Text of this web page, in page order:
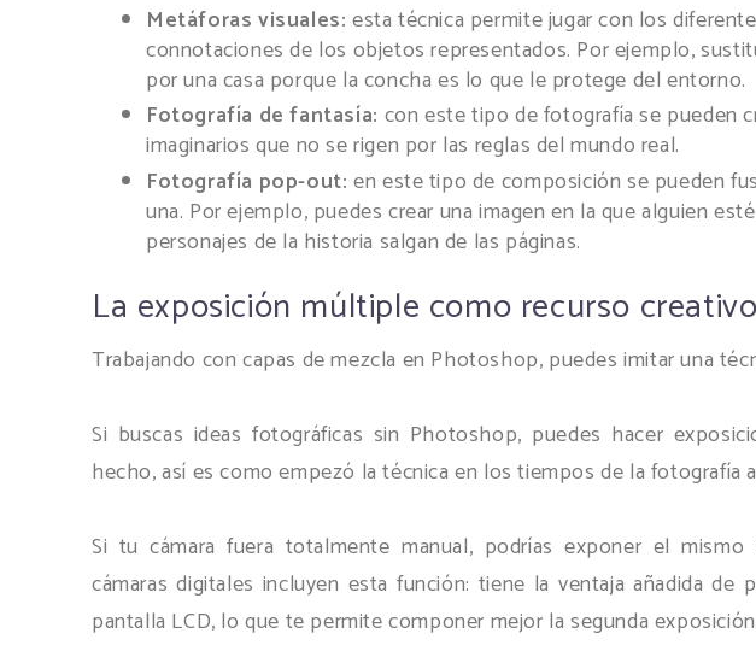
Metáforas visuales: esta técnica permite jugar con los
connotaciones de los objetos representados. Por ejemplo,
por una casa porque la concha es lo que le protege del entorno.
Fotografía de fantasía: con este tipo de fotografía se pueden
imaginarios que no se rigen por las reglas del mundo real.
Fotografía pop-out: en este tipo de composición se pueden
una. Por ejemplo, puedes crear una imagen en la que alguien
personajes de la historia salgan de las páginas.
La exposición múltiple como recurso creativo
Trabajando con capas de mezcla en Photoshop, puedes imitar una
Si buscas ideas fotográficas sin Photoshop, puedes hacer
hecho, así es como empezó la técnica en los tiempos de la fotografía
Si tu cámara fuera totalmente manual, podrías exponer el mismo
cámaras digitales incluyen esta función: tiene la ventaja añadida de
pantalla LCD, lo que te permite componer mejor la segunda